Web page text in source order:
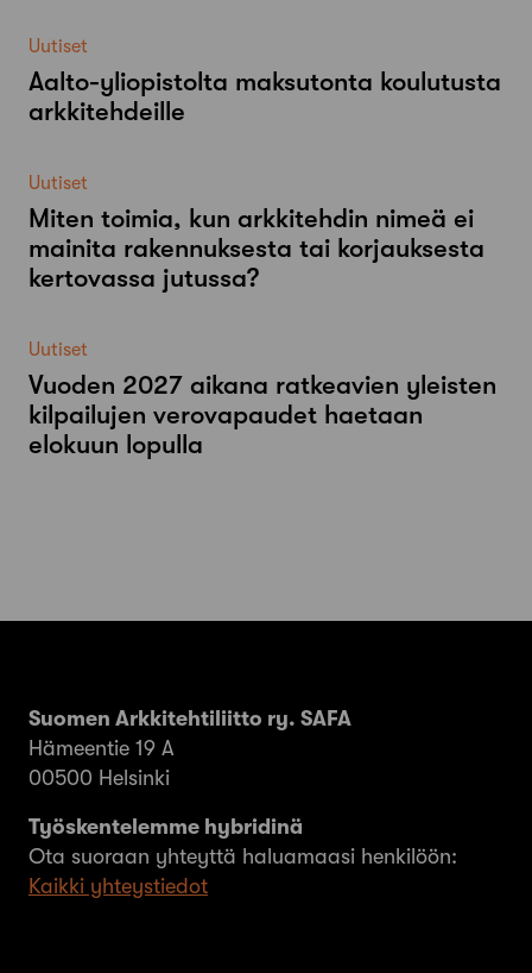
Uutiset
Aalto-​yliopistolta maksutonta koulutusta
arkkitehdeille
Uutiset
Miten toimia, kun arkkitehdin nimeä ei
mainita rakennuksesta tai korjauksesta
kertovassa jutussa?
Uutiset
Vuoden 2027 aikana ratkeavien yleisten
kilpailujen verovapaudet haetaan
elokuun lopulla
Suomen Arkkitehtiliitto ry. SAFA
Hämeentie 19 A
00500 Helsinki
Työskentelemme hybridinä
Ota suoraan yhteyttä haluamaasi henkilöön:
Kaikki yhteystiedot